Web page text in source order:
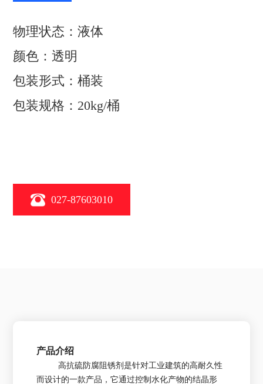
物理状态：液体
颜色：透明
包装形式：桶装
包装规格：20kg/桶
027-87603010
产品介绍
高抗硫防腐阻锈剂是针对工业建筑的高耐久性
而设计的一款产品，它通过控制水化产物的结晶形